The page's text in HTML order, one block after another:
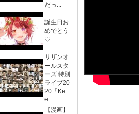
だっ...
誕生日お
めでとう
♡
サザンオ
ールスタ
ーズ 特別
ライブ20
20「Ke
e...
【漫画】